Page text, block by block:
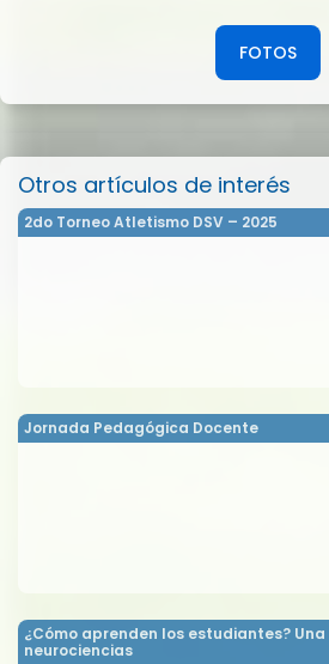
FOTOS
Otros artículos de interés
2do Torneo Atletismo DSV – 2025
Jornada Pedagógica Docente
¿Cómo aprenden los estudiantes?
neurociencias